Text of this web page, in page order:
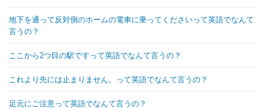
地下を通って反対側のホームの電車に乗ってくださいって英語でなんて
言うの？
ここから2つ目の駅ですって英語でなんて言うの？
これより先には止まりません。って英語でなんて言うの？
足元にご注意って英語でなんて言うの？